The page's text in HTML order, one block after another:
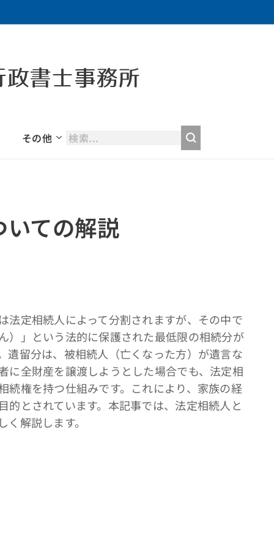
書士事務所
その他
ての解説
法定相続人によって分割されますが、その中で
）」という法的に保護された最低限の相続分が
遺留分は、被相続人（亡くなった方）が遺言な
に全財産を譲渡しようとした場合でも、法定相
続権を持つ仕組みです。これにより、家族の経
的とされています。本記事では、法定相続人と
解説します。